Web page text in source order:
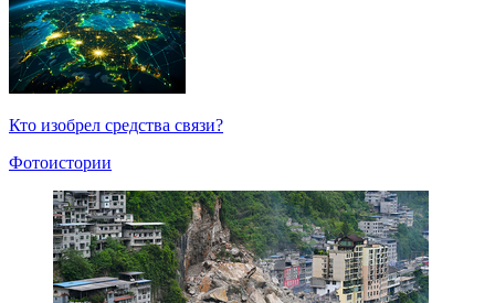
Кто изобрел средства связи?
Фотоистории